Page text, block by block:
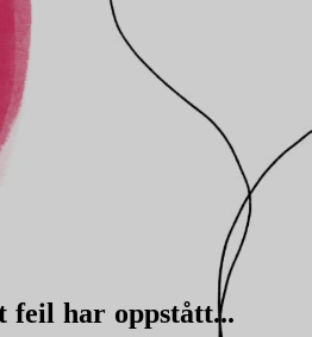
feil har oppstått...